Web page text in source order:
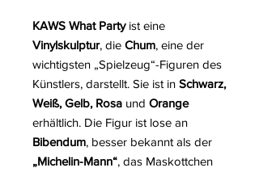
KAWS What Partyist eine
Vinylskulptur, die Chum, eine der
wichtigsten „Spielzeug“-Figuren des
Künstlers, darstellt. Sie ist in Schwarz,
Weiß, Gelb, Rosa und Orange
erhältlich. Die Figur ist lose an
Bibendum, besser bekannt als der
„Michelin-Mann“, das Maskottchen